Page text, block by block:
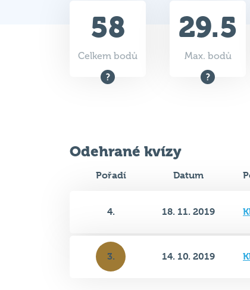
58
Celkem bodů
29.5
Max. bodů
Odehrané kvízy
Pořadí Datum
4. 18. 11. 2019
3. 14. 10. 2019